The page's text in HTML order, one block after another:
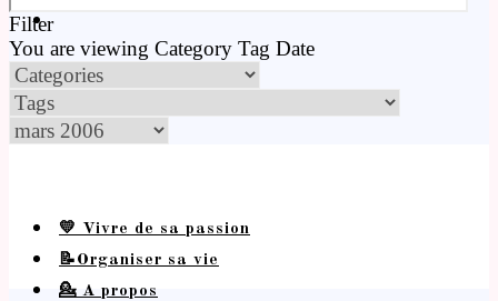
Filter
You are viewing Category Tag Date
💛 Vivre de sa passion
📝Organiser sa vie
💁 A propos